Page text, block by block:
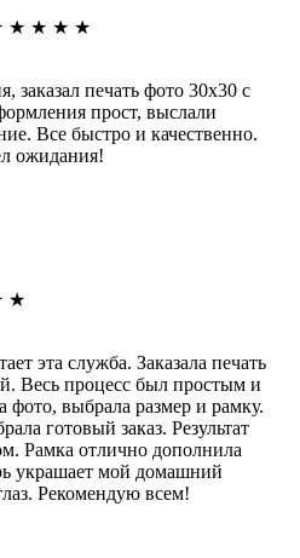
★ ★ ★ ★
заказал печать фото 30х30 с
прост, выслали
Все быстро и качественно.
ожидания!
★
эта служба. Заказала печать
Весь процесс был простым и
фото, выбрала размер и рамку.
готовый заказ. Результат
Рамка отлично дополнила
украшает мой домашний
Рекомендую всем!